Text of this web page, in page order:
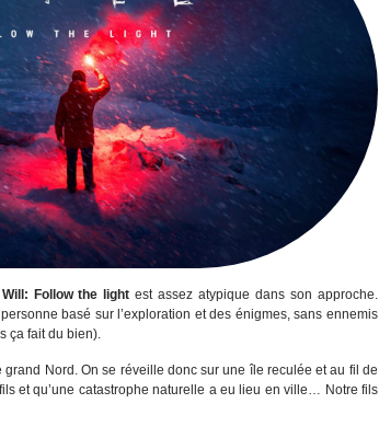
Will: Follow the light est assez atypique dans son approche.
basé sur l’exploration et des énigmes, sans ennemis
ça fait du bien).
Nord. On se réveille donc sur une île reculée et au fil de
et qu’une catastrophe naturelle a eu lieu en ville… Notre fils